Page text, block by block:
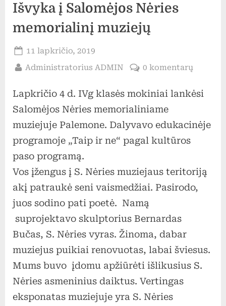
Išvyka į Salomėjos Nėries
memorialinį muziejų
Posted
on
11 lapkričio, 2019
By
Administratorius ADMIN 0 komentarų
į
Nėries
Lapkričio 4 d. IVg klasės mokiniai lankėsi
Salomėjos Nėries memorialiniame
muziejuje Palemone. Dalyvavo edukacinėje
programoje „Taip ir ne“ pagal kultūros
paso programą.
Vos įžengus į S. Nėries muziejaus teritoriją
akį patraukė seni vaismedžiai. Pasirodo,
juos sodino pati poetė. Namą
suprojektavo skulptorius Bernardas
Bučas, S. Nėries vyras. Žinoma, dabar
muziejus puikiai renovuotas, labai šviesus.
Mums buvo įdomu apžiūrėti išlikusius S.
Nėries asmeninius daiktus. Vertingas
eksponatas muziejuje yra S. Nėries